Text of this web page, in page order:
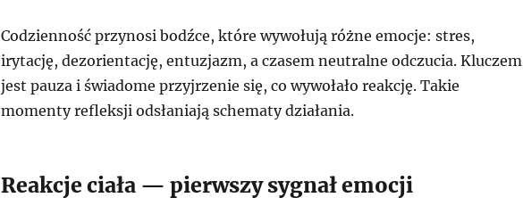
Codzienność przynosi bodźce, które wywołują różne emocje: stres,
irytację, dezorientację, entuzjazm, a czasem neutralne odczucia. Kluczem
jest pauza i świadome przyjrzenie się, co wywołało reakcję. Takie
momenty refleksji odsłaniają schematy działania.
Reakcje ciała — pierwszy sygnał emocji